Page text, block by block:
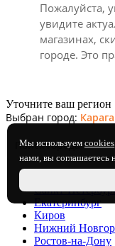
Мы используем cookies
нами, вы соглашаетесь
Пожалуйста,
увидите
магазинах,
городе. Это
Уточните ваш регион
Выбран город:
Санкт-
Екатеринбург
Киров
Нижний
Ростов-на-Дону